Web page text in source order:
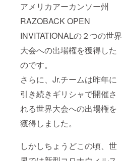
アメリカアーカンソー州
RAZOBACK OPEN
INVITATIONALの２つの世界
大会への出場権を獲得した
のです。
さらに、Jr.チームは昨年に
引き続きギリシャで開催さ
れる世界大会への出場権を
獲得しました。
しかしちょうどこの頃、世